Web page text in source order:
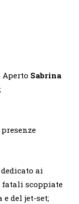
Sabrina
ai
scoppiate
del jet-set;